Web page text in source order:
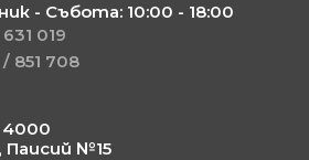
- Събота: 10:00 - 18:00
019
851 708
4000
№15